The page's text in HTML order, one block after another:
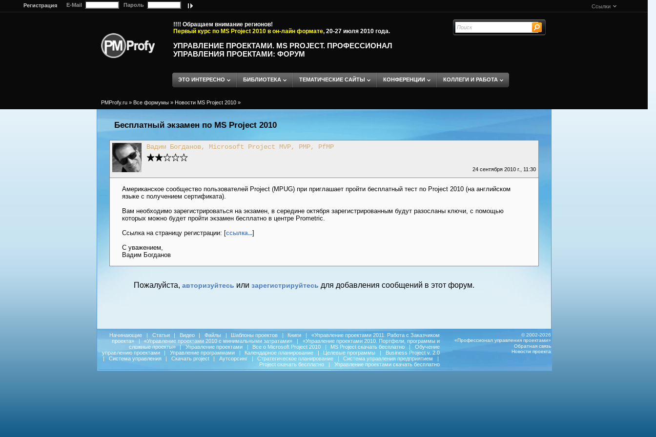
Регистрация E-Mail Пароль Ссылки
!!!! Обращаем внимание регионов!
Первый курс по MS Project 2010 в он-лайн формате, 20-27 июля 2010 года.
УПРАВЛЕНИЕ ПРОЕКТАМИ. MS PROJECT. ПРОФЕССИОНАЛ
УПРАВЛЕНИЯ ПРОЕКТАМИ: ФОРУМ
ЭТО ИНТЕРЕСНО БИБЛИОТЕКА ТЕМАТИЧЕСКИЕ САЙТЫ КОНФЕРЕНЦИИ КОЛЛЕГИ И РАБОТА
PMProfy.ru » Все формумы » Новости MS Project 2010 »
Бесплатный экзамен по MS Project 2010
Вадим Богданов, Microsoft Project MVP, PMP, PfMP
24 сентября 2010 г., 11:30
Американское сообщество пользователей Project (MPUG) при приглашает пройти бесплатный тест по Project 2010 (на английском
языке с получением сертификата).
Вам необходимо зарегистрироваться на экзамен, в середине октября зарегистрированным будут разосланы ключи, с помощью
которых можно будет пройти экзамен бесплатно в центре Prometric.
Ссылка на страницу регистрации: [ссылка... ]
С уважением,
Вадим Богданов
Пожалуйста, авторизуйтесь или зарегистрируйтесь для добавления сообщений в этот форум.
Начинающие | Статьи | Видео | Файлы | Шаблоны проектов | Книги |
«Управление проектами 2011. Работа с Заказчиком
проекта»
| «Управление проектами 2010 с минимальными затратами» |
«Управление проектами 2010. Портфели, программы и
сложные проекты»
| Управление проектами | Все о Microsoft Project 2010 | MS Project скачать бесплатно |
Обучение
управлению проектами
| Управление программами | Календарное планирование | Целевые программы |
Business Project v. 2.0
|
Система управления | Скачать project | Аутсорсинг | Стратегическое планирование | Система управления предприятием
|
Project скачать бесплатно
| Управление проектами скачать бесплатно
© 2002-2026
«Профессионал управления проектами»
Обратная связь
Новости проекта